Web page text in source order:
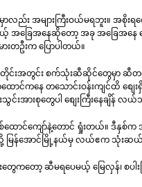
မှာလည်း အများကြီးဝယ်မရဘူး။ အ
အခြေအနေဆိုတော့ အခု အခြေအနေ
တဦးက ပြောပါတယ်။
င်းအတွင်း စက်သုံးဆီဆိုင်တွေမှာ ဆီတလီတ
ောင်ကနေ တသောင်းဝန်းကျင်ထိ စျေး
သွင်းအားစုတွေပါ စျေးကြီးနေချိ
စ်ထောင်ကျော်နဲ့တောင် ရှုံးတယ်။ ဒီနှ
မြန်အောင်မြို့နယ်မှ လယ်ဧက သုံးဆ
တွေကတော့ ဆီမရပေမယ့် မြေလှန်၊ စ